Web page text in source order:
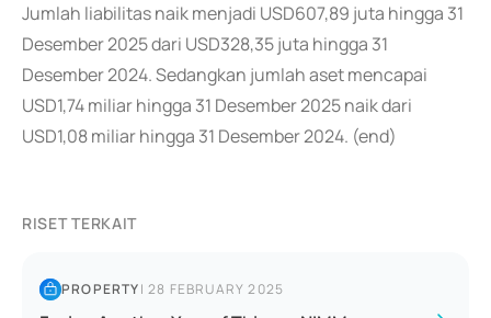
Jumlah liabilitas naik menjadi USD607,89 juta hingga 31
Desember 2025 dari USD328,35 juta hingga 31
Desember 2024. Sedangkan jumlah aset mencapai
USD1,74 miliar hingga 31 Desember 2025 naik dari
USD1,08 miliar hingga 31 Desember 2024. (end)
RISET TERKAIT
PROPERTY|28 FEBRUARY 2025